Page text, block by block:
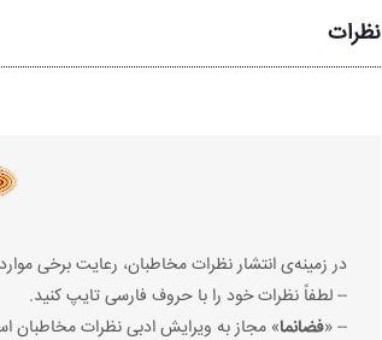
نظرات
در زمینه‌ی انتشار نظرات مخاطبان، رعایت برخی
-- لطفاً نظرات خود را با حروف فارسی تایپ کنید.
-- «فضانما» مجاز به ویرایش ادبی نظرات مخاطبان